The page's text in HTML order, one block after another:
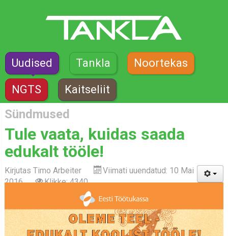
Uudised Tankla Noortekas
NGTS Kaitseliit
Sündmused
Tule vaata, kuidas saada
edukalt tööle!
Kirjutas Timo Arbeiter
Viimati uuendatud: 10 Mai
2016
Klikke: 4340